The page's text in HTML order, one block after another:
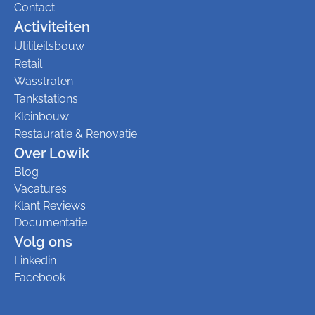
Contact
Activiteiten
Utiliteitsbouw
Retail
Wasstraten
Tankstations
Kleinbouw
Restauratie & Renovatie
Over Lowik
Blog
Vacatures
Klant Reviews
Documentatie
Volg ons
Linkedin
Facebook